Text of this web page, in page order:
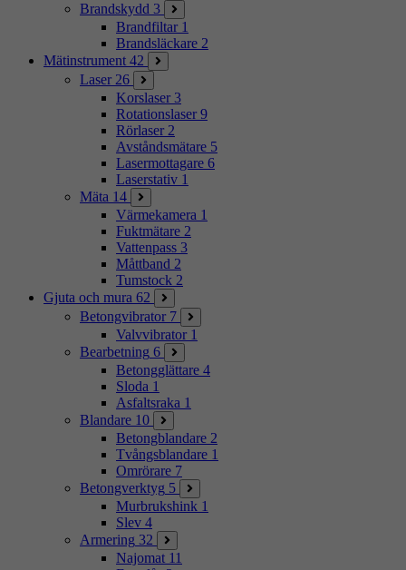
Brandskydd 3
Brandfiltar 1
Brandsläckare 2
Mätinstrument 42
Laser 26
Korslaser 3
Rotationslaser 9
Rörlaser 2
Avståndsmätare 5
Lasermottagare 6
Laserstativ 1
Mäta 14
Värmekamera 1
Fuktmätare 2
Vattenpass 3
Måttband 2
Tumstock 2
Gjuta och mura 62
Betongvibrator 7
Valvvibrator 1
Bearbetning 6
Betongglättare 4
Sloda 1
Asfaltsraka 1
Blandare 10
Betongblandare 2
Tvångsblandare 1
Omrörare 7
Betongverktyg 5
Murbrukshink 1
Slev 4
Armering 32
Najomat 11